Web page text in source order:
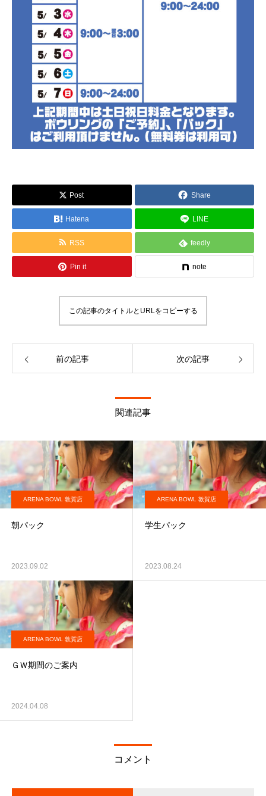
Post Share
Hatena LINE
RSS feedly
Pin it note
この記事のタイトルとURLをコピーする
前の記事 次の記事
関連記事
ARENA BOWL 敦賀店
朝パック
2023.09.02
ARENA BOWL 敦賀店
学生パック
2023.08.24
ARENA BOWL 敦賀店
ＧＷ期間のご案内
2024.04.08
コメント